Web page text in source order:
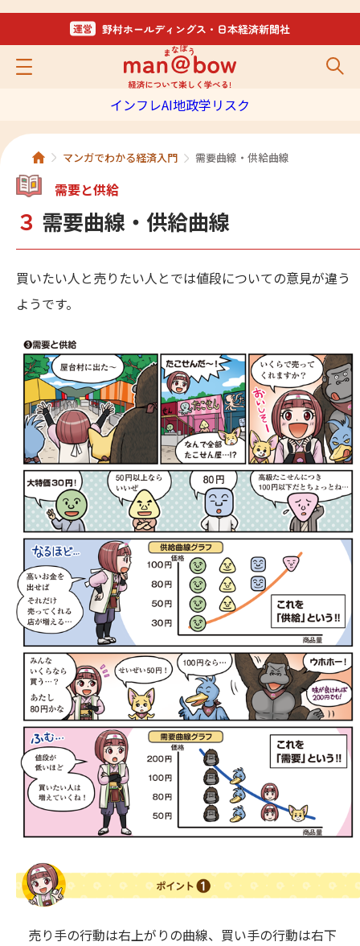
インフレAI地政学リスク
マンガでわかる経済入門 需要曲線・供給曲線
需要と供給
３ 需要曲線・供給曲線
買いたい人と売りたい人とでは値段についての意見が違う
ようです。
売り手の行動は右上がりの曲線、買い手の行動は右下